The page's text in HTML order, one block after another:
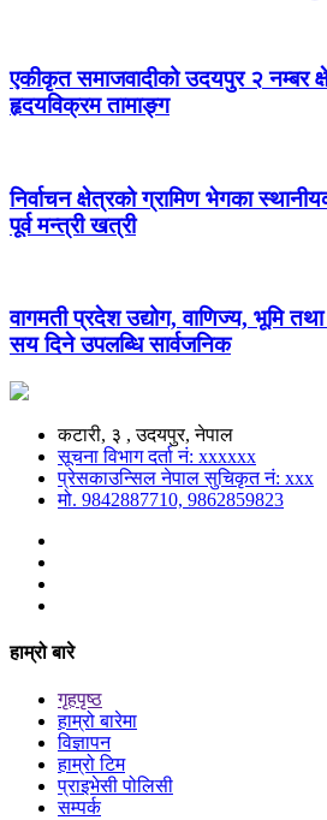
एकीकृत समाजवादीको उदयपुर २ नम्बर
हृदयविक्रम तामाङ्ग
निर्वाचन क्षेत्रको ग्रामिण भेगका
पूर्व मन्त्री खत्री
वागमती प्रदेश उद्योग, वाणिज्य, भूमि
सय दिने उपलब्धि सार्वजनिक
कटारी, ३ , उदयपुर, नेपाल
सूचना विभाग दर्ता नं: xxxxxx
प्रेसकाउन्सिल नेपाल सुचिकृत नं: xxx
मो. 9842887710, 9862859823
हाम्रो बारे
गृहपृष्ठ
हाम्रो बारेमा
विज्ञापन
हाम्रो टिम
प्राइभेसी पोलिसी
सम्पर्क